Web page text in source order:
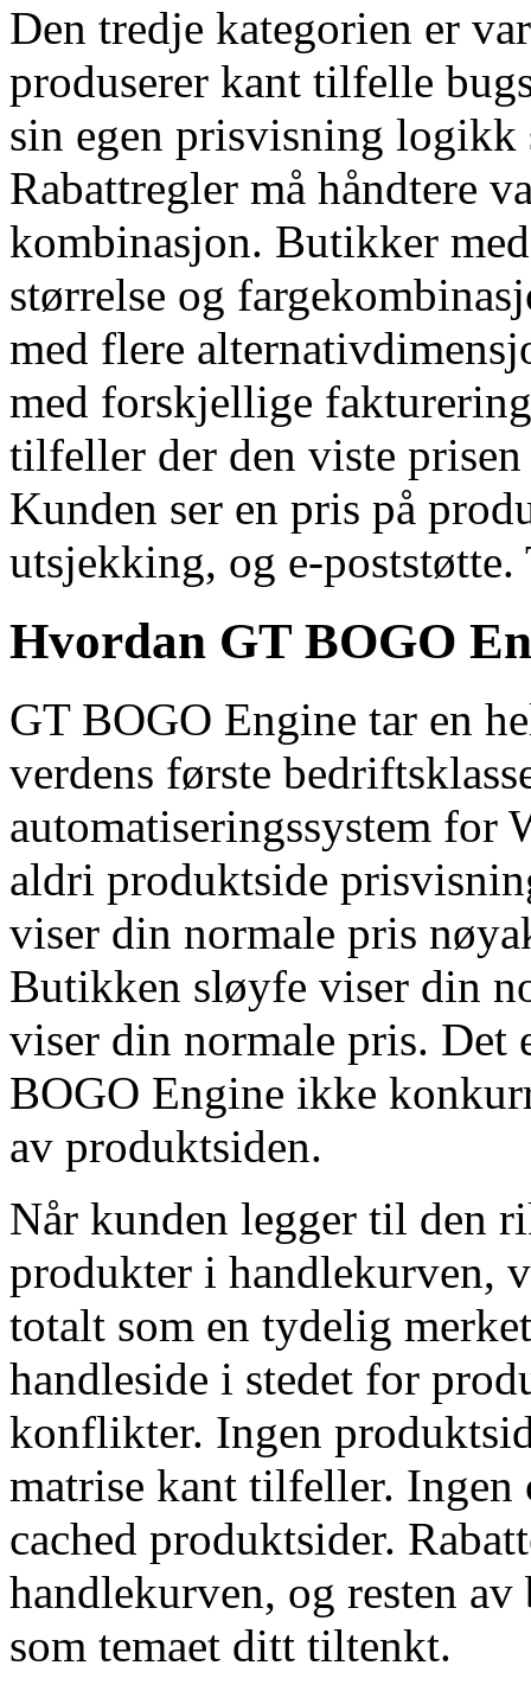
Den tredje kategorien er
produserer kant tilfelle
sin egen prisvisning logikk
Rabattregler må håndtere
kombinasjon. Butikker
størrelse og
med flere
med forskjellige
tilfeller der den viste
Kunden ser en pris på
utsjekking, og e-poststøtte.
Hvordan GT BOGO
GT BOGO Engine tar en
verdens første
automatiseringssystem for
aldri produktside
viser din normale pris
Butikken sløyfe viser din
viser din normale pris.
BOGO Engine ikke
av produktsiden.
Når kunden legger til den
produkter i handlekurven,
totalt som en tydelig
handleside i stedet for
konflikter. Ingen
matrise kant tilfeller. Ingen
cached produktsider.
handlekurven, og resten
som temaet ditt tiltenkt.